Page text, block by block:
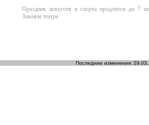
Праздник искусств и спорта продлится до 7
Зимнем театре.
Последние